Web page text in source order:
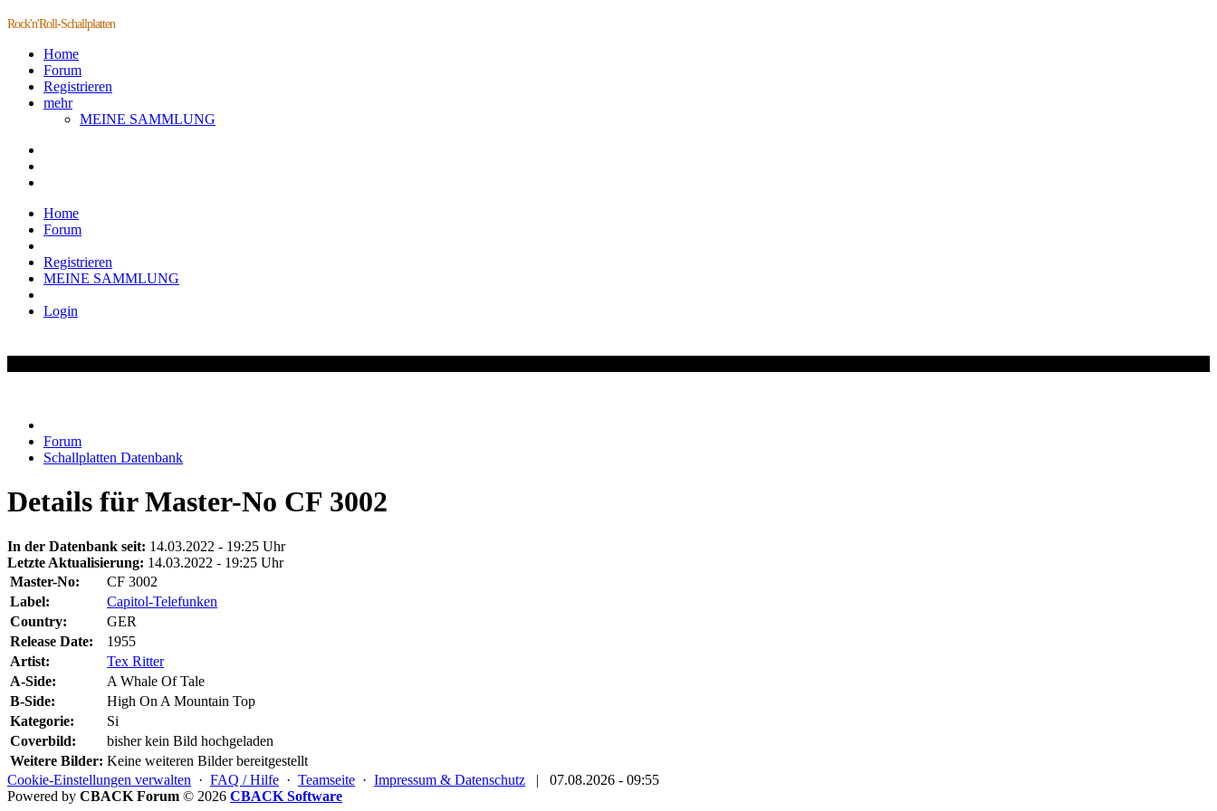
Rock'n'Roll-Schallplatten
Home
Forum
Registrieren
mehr
MEINE SAMMLUNG
Home
Forum
Registrieren
MEINE SAMMLUNG
Login
Forum
Schallplatten Datenbank
Details für Master-No CF 3002
In der Datenbank seit: 14.03.2022 - 19:25 Uhr
Letzte Aktualisierung: 14.03.2022 - 19:25 Uhr
Master-No:
CF 3002
Label:
Capitol-Telefunken
Country:
GER
Release Date:
1955
Artist:
Tex Ritter
A-Side:
A Whale Of Tale
B-Side:
High On A Mountain Top
Kategorie:
Si
Coverbild:
bisher kein Bild hochgeladen
Weitere Bilder: Keine weiteren Bilder bereitgestellt
Cookie-Einstellungen verwalten · FAQ / Hilfe · Teamseite · Impressum & Datenschutz |
07.08.2026 - 09:55
Powered by CBACK Forum © 2026 CBACK Software